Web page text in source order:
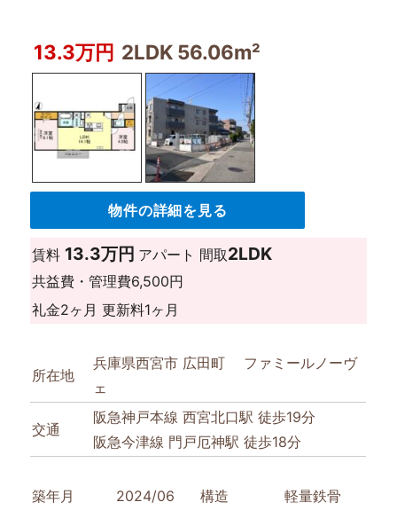
13.3万円 2LDK 56.06m²
物件の詳細を見る
賃料 13.3万円 アパート 間取2LDK
共益費・管理費6,500円
礼金2ヶ月 更新料1ヶ月
所在地
兵庫県西宮市 広田町 ファミールノーヴ
ェ
交通
阪急神戸本線 西宮北口駅 徒歩19分
阪急今津線 門戸厄神駅 徒歩18分
築年月 2024/06 構造
軽量鉄骨